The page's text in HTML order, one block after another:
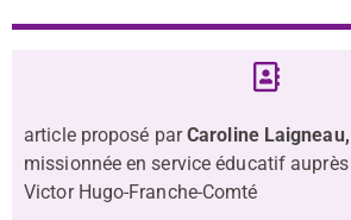
article proposé parCaroline Laigneau,
missionnée en service éducatif auprès
Victor Hugo-Franche-Comté